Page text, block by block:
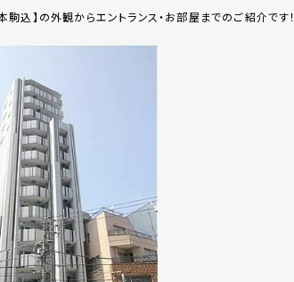
駒込】の外観からエントランス・お部屋までのご紹介です！